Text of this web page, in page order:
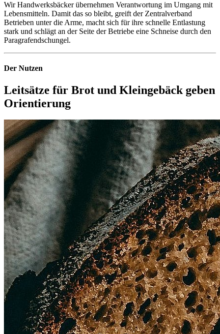
Wir Handwerksbäcker übernehmen Verantwortung im Umgang mit
Lebensmitteln. Damit das so bleibt, greift der Zentralverband
Betrieben unter die Arme, macht sich für ihre schnelle Entlastung
stark und schlägt an der Seite der Betriebe eine Schneise durch den
Paragrafendschungel.
Der Nutzen
Leitsätze für Brot und Kleingebäck geben
Orientierung